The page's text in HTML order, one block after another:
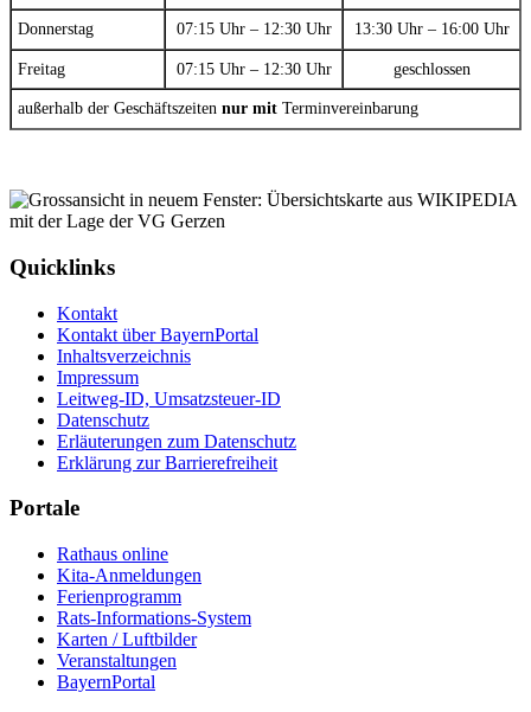
Donnerstag 07:15 Uhr – 12:30 Uhr 13:30 Uhr – 16:00 Uhr
Freitag 07:15 Uhr – 12:30 Uhr geschlossen
außerhalb der Geschäftszeiten nur mit Terminvereinbarung
Quicklinks
Kontakt
Kontakt über BayernPortal
Inhaltsverzeichnis
Impressum
Leitweg-ID, Umsatzsteuer-ID
Datenschutz
Erläuterungen zum Datenschutz
Erklärung zur Barrierefreiheit
Portale
Rathaus online
Kita-Anmeldungen
Ferienprogramm
Rats-Informations-System
Karten / Luftbilder
Veranstaltungen
BayernPortal